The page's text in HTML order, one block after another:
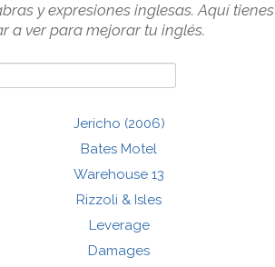
y expresiones inglesas. Aquí tienes
a ver para mejorar tu inglés.
Jericho (2006)
Bates Motel
Warehouse 13
Rizzoli & Isles
Leverage
Damages